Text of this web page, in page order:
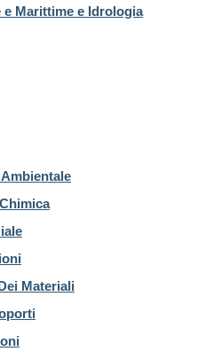
Marittime e Idrologia
Materiali